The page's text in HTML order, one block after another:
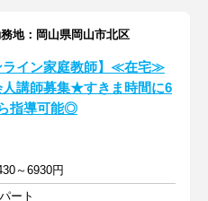
地：岡山県岡山市北区
ライン家庭教師】≪在宅≫
講師募集★すきま時間に6
指導可能◎
～6930円
ート